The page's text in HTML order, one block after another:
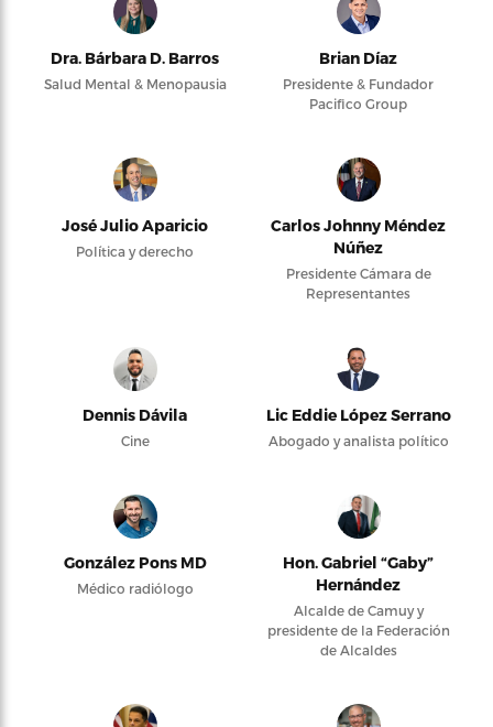
Dra. Bárbara D. Barros
Salud Mental & Menopausia
Brian Díaz
Presidente & Fundador
Pacifico Group
José Julio Aparicio
Política y derecho
Carlos Johnny Méndez
Núñez
Presidente Cámara de
Representantes
Dennis Dávila
Cine
Lic Eddie López Serrano
Abogado y analista político
González Pons MD
Médico radiólogo
Hon. Gabriel “Gaby”
Hernández
Alcalde de Camuy y
presidente de la Federación
de Alcaldes